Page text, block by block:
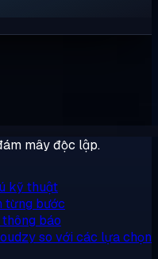
mây độc lập.
kỹ thuật
từng bước
báo
so với các lựa chọn